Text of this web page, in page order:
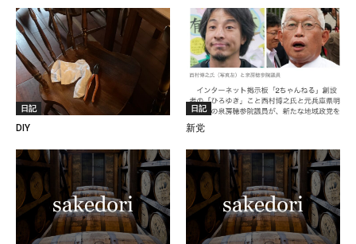
日記
DIY
日記
新党